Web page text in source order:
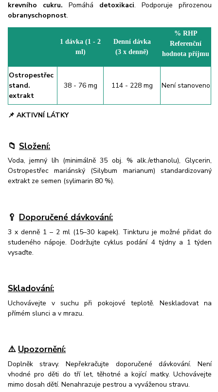
krevního cukru. Pomáhá detoxikaci. Podporuje přirozenou
obranyschopnost.
📌AKTIVNÍ LÁTKY
1 dávka (1 - 2
ml)
Denní dávka
(3 x denně)
% RHP
Referenční
hodnota příjmu
Ostropestřec
stand.
extrakt
38 - 76 mg 114 - 228 mg Není stanoveno
📁 Složení:
Voda, jemný líh (minimálně 35 obj. % alk./ethanolu), Glycerin,
Ostropestřec mariánský (Silybum marianum) standardizovaný
extrakt ze semen (sylimarin 80 %).
🥄 Doporučené dávkování:
3 x denně 1 – 2 ml (15–30 kapek). Tinkturu je možné přidat do
studeného nápoje. Dodržujte cyklus podání 4 týdny a 1 týden
vysaďte.
Skladování:
Uchovávejte v suchu při pokojové teplotě. Neskladovat na
přímém slunci a v mrazu.
⚠️ Upozornění:
Doplněk stravy. Nepřekračujte doporučené dávkování. Není
vhodné pro děti do tří let, těhotné a kojící matky. Uchovávejte
mimo dosah dětí. Nenahrazuje pestrou a vyváženou stravu.